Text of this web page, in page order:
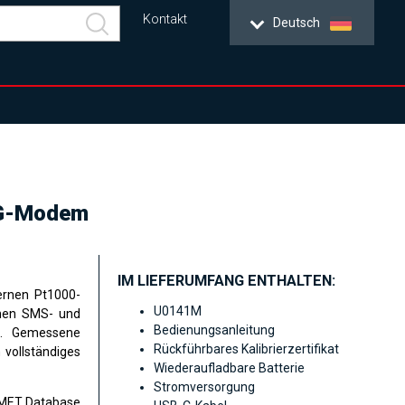
Deutsch
Kontakt
Modem
Pt1000-
SMS- und
Gemessene
IM LIEFERUMFANG ENTHALTEN:
U0141M
Bedienungsanleitung
Rückführbares Kalibrierzertifikat
Wiederaufladbare Batterie
Stromversorgung